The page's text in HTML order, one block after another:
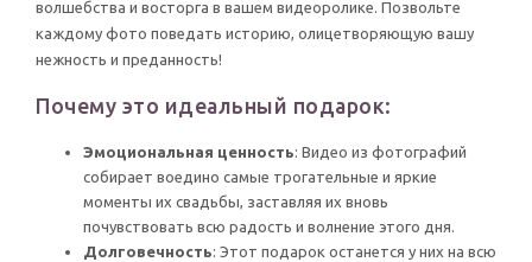
волшебства и восторга в вашем видеоролике. Позвольте
каждому фото поведать историю, олицетворяющую вашу
нежность и преданность!
Почему это идеальный подарок:
Эмоциональная ценность: Видео из фотографий
собирает воедино самые трогательные и яркие
моменты их свадьбы, заставляя их вновь
почувствовать всю радость и волнение этого дня.
Долговечность: Этот подарок останется у них на всю